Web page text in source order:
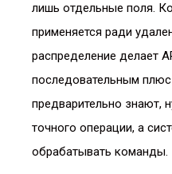
лишь отдельные поля.
применяется ради
распределение делает
последовательным
предварительно знают,
точного операции, а
обрабатывать команды.